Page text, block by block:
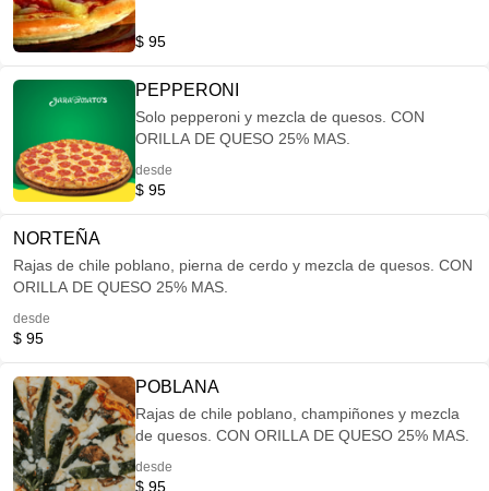
$ 95
PEPPERONI
Solo pepperoni y mezcla de quesos. CON
ORILLA DE QUESO 25% MAS.
desde
$ 95
NORTEÑA
Rajas de chile poblano, pierna de cerdo y mezcla de quesos. CON
ORILLA DE QUESO 25% MAS.
desde
$ 95
POBLANA
Rajas de chile poblano, champiñones y mezcla
de quesos. CON ORILLA DE QUESO 25% MAS.
desde
$ 95